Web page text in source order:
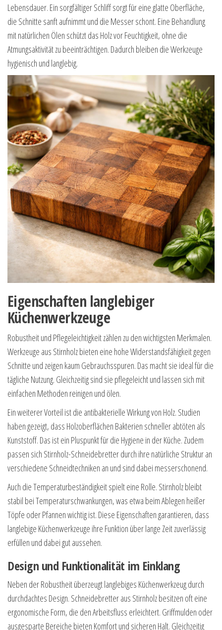
Lebensdauer. Ein sorgfältiger Schliff sorgt für eine glatte Oberfläche,
die Schnitte sanft aufnimmt und die Messer schont. Eine Behandlung
mit natürlichen Ölen schützt das Holz vor Feuchtigkeit, ohne die
Atmungsaktivität zu beeinträchtigen. Dadurch bleiben die Werkzeuge
hygienisch und langlebig.
Eigenschaften langlebiger
Küchenwerkzeuge
Robustheit und Pflegeleichtigkeit zählen zu den wichtigsten Merkmalen.
Werkzeuge aus Stirnholz bieten eine hohe Widerstandsfähigkeit gegen
Schnitte und zeigen kaum Gebrauchsspuren. Das macht sie ideal für die
tägliche Nutzung. Gleichzeitig sind sie pflegeleicht und lassen sich mit
einfachen Methoden reinigen und ölen.
Ein weiterer Vorteil ist die antibakterielle Wirkung von Holz. Studien
haben gezeigt, dass Holzoberflächen Bakterien schneller abtöten als
Kunststoff. Das ist ein Pluspunkt für die Hygiene in der Küche. Zudem
passen sich Stirnholz-Schneidebretter durch ihre natürliche Struktur an
verschiedene Schneidtechniken an und sind dabei messerschonend.
Auch die Temperaturbeständigkeit spielt eine Rolle. Stirnholz bleibt
stabil bei Temperaturschwankungen, was etwa beim Ablegen heißer
Töpfe oder Pfannen wichtig ist. Diese Eigenschaften garantieren, dass
langlebige Küchenwerkzeuge ihre Funktion über lange Zeit zuverlässig
erfüllen und dabei gut aussehen.
Design und Funktionalität im Einklang
Neben der Robustheit überzeugt langlebiges Küchenwerkzeug durch
durchdachtes Design. Schneidebretter aus Stirnholz besitzen oft eine
ergonomische Form, die den Arbeitsfluss erleichtert. Griffmulden oder
ausgesparte Bereiche bieten Komfort und sicheren Halt. Gleichzeitig